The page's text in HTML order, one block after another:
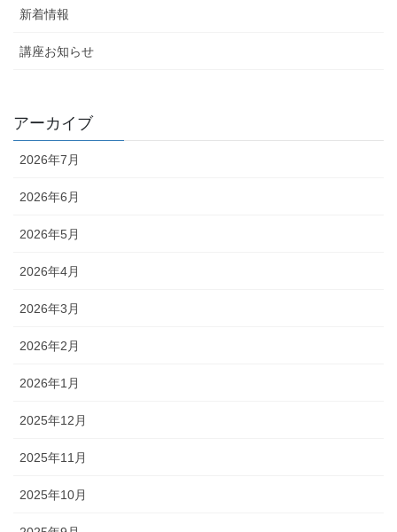
新着情報
講座お知らせ
アーカイブ
2026年7月
2026年6月
2026年5月
2026年4月
2026年3月
2026年2月
2026年1月
2025年12月
2025年11月
2025年10月